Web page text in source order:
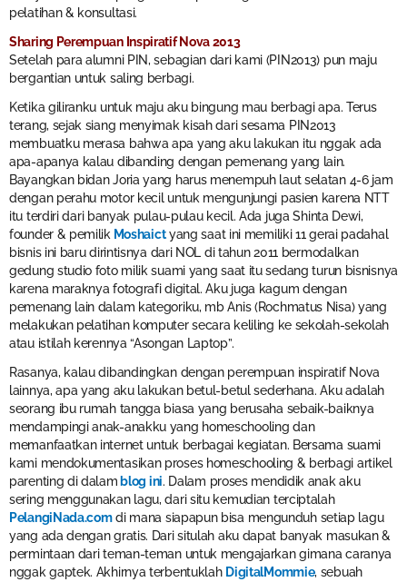
pelatihan & konsultasi.
Sharing Perempuan Inspiratif Nova 2013
Setelah para alumni PIN, sebagian dari kami (PIN2013) pun maju
bergantian untuk saling berbagi.
Ketika giliranku untuk maju aku bingung mau berbagi apa. Terus
terang, sejak siang menyimak kisah dari sesama PIN2013
membuatku merasa bahwa apa yang aku lakukan itu nggak ada
apa-apanya kalau dibanding dengan pemenang yang lain.
Bayangkan bidan Joria yang harus menempuh laut selatan 4-6 jam
dengan perahu motor kecil untuk mengunjungi pasien karena NTT
itu terdiri dari banyak pulau-pulau kecil. Ada juga Shinta Dewi,
founder & pemilik Moshaictyang saat ini memiliki 11 gerai padahal
bisnis ini baru dirintisnya dari NOL di tahun 2011 bermodalkan
gedung studio foto milik suami yang saat itu sedang turun bisnisnya
karena maraknya fotografi digital. Aku juga kagum dengan
pemenang lain dalam kategoriku, mb Anis (Rochmatus Nisa) yang
melakukan pelatihan komputer secara keliling ke sekolah-sekolah
atau istilah kerennya “Asongan Laptop”.
Rasanya, kalau dibandingkan dengan perempuan inspiratif Nova
lainnya, apa yang aku lakukan betul-betul sederhana. Aku adalah
seorang ibu rumah tangga biasa yang berusaha sebaik-baiknya
mendampingi anak-anakku yang homeschooling dan
memanfaatkan internet untuk berbagai kegiatan. Bersama suami
kami mendokumentasikan proses homeschooling & berbagi artikel
parenting di dalam blog ini. Dalam proses mendidik anak aku
sering menggunakan lagu, dari situ kemudian terciptalah
PelangiNada.comdi mana siapapun bisa mengunduh setiap lagu
yang ada dengan gratis. Dari situlah aku dapat banyak masukan &
permintaan dari teman-teman untuk mengajarkan gimana caranya
nggak gaptek. Akhirnya terbentuklah DigitalMommie, sebuah